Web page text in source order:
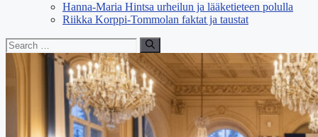
Hanna-Maria Hintsa urheilun ja lääketieteen polulla
Riikka Korppi-Tommolan faktat ja taustat
Search
for: